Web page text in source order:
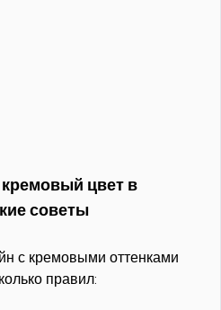
цвет в
советы
с кремовыми оттенками
правил: